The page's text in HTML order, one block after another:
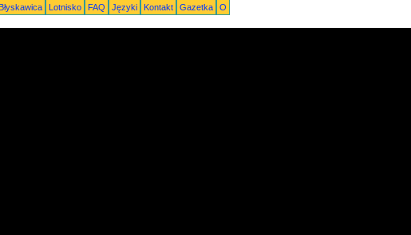
Lotnisko FAQ Języki Kontakt Gazetka O